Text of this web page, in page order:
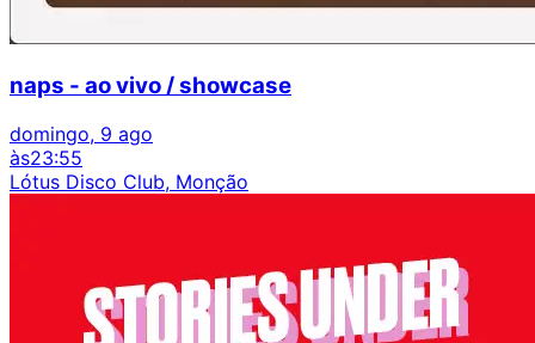
naps - ao vivo / showcase
domingo, 9 ago
às23:55
Lótus Disco Club, Monção